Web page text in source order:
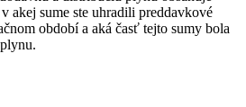
akej sume ste uhradili preddavkové
období a aká časť tejto sumy bola